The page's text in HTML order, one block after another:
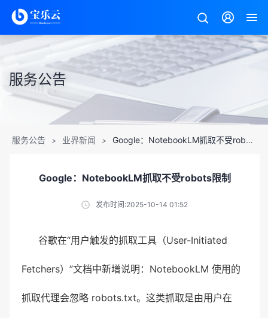
服务公告
服务公告 > 业界新闻 > Google：NotebookLM抓取不受robots限制
Google：NotebookLM抓取不受robots限制
发布时间:2025-10-14 01:52
谷歌在“用户触发的抓取工具（User-Initiated
Fetchers）”文档中新增说明：NotebookLM 使用的
抓取代理会忽略 robots.txt。这类抓取是由用户在